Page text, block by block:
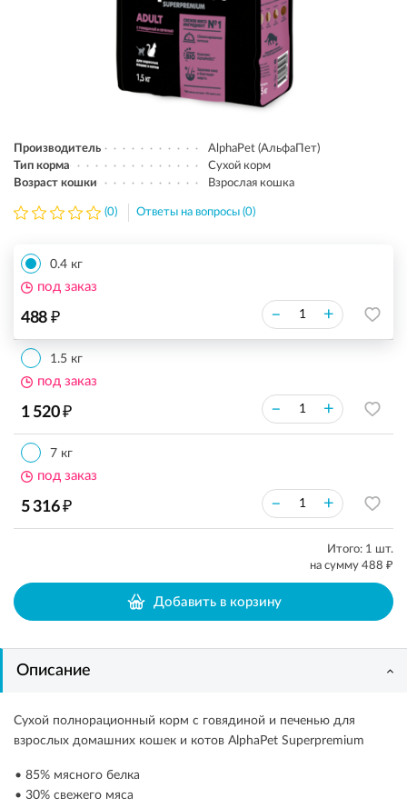
Производитель
AlphaPet (АльфаПет)
Тип корма
Сухой корм
Возраст кошки
Взрослая кошка
(0) Ответы на вопросы (0)
0.4 кг
488 ₽ – +
под заказ
1.5 кг
1 520₽ – +
под заказ
7 кг
5 316₽ – +
под заказ
Итого: 1 шт.
на сумму 488 ₽
Добавить в корзину
Описание
Сухой полнорационный корм с говядиной и печенью для
взрослых домашних кошек и котов AlphaPet Superpremium
• 85% мясного белка
• 30% свежего мяса